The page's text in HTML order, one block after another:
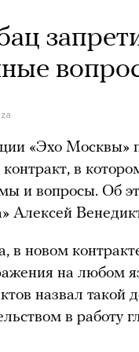
«Эхо Москвы»
в
и вопросы. Об
Алексей
в новом
на любом
назвал такой
в работу